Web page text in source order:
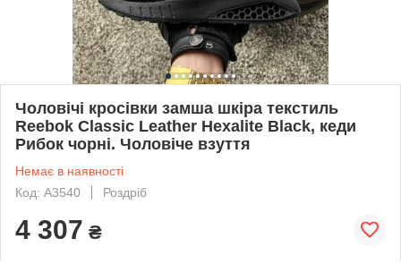
Чоловічі кросівки замша шкіра текстиль
Reebok Classic Leather Hexalite Black, кеди
Рибок чорні. Чоловіче взуття
Немає в наявності
Код: A3540
Роздріб
4 307 ₴